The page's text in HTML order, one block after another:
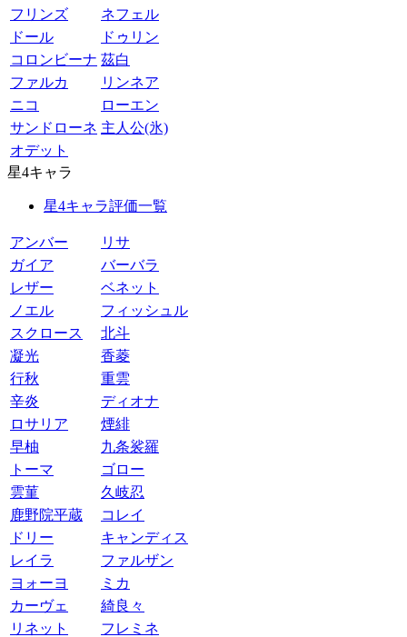
フリンズ
ネフェル
ドール
ドゥリン
コロンビーナ 茲白
ファルカ
リンネア
ニコ
ローエン
サンドローネ 主人公(氷)
オデット
星4キャラ
星4キャラ評価一覧
アンバー
リサ
ガイア
バーバラ
レザー
ベネット
ノエル
フィッシュル
スクロース
北斗
凝光
香菱
行秋
重雲
辛炎
ディオナ
ロサリア
煙緋
早柚
九条裟羅
トーマ
ゴロー
雲菫
久岐忍
鹿野院平蔵
コレイ
ドリー
キャンディス
レイラ
ファルザン
ヨォーヨ
ミカ
カーヴェ
綺良々
リネット
フレミネ